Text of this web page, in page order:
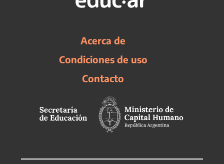
Acerca de
Condiciones de uso
Contacto